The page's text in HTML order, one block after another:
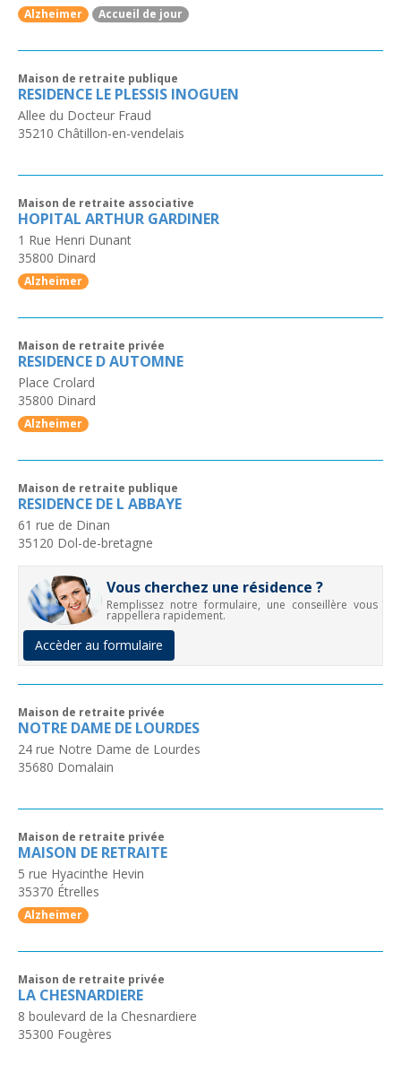
Alzheimer Accueil de jour
Maison de retraite publique
RESIDENCE LE PLESSIS INOGUEN
Allee du Docteur Fraud
35210 Châtillon-en-vendelais
Maison de retraite associative
HOPITAL ARTHUR GARDINER
1 Rue Henri Dunant
35800 Dinard
Alzheimer
Maison de retraite privée
RESIDENCE D AUTOMNE
Place Crolard
35800 Dinard
Alzheimer
Maison de retraite publique
RESIDENCE DE L ABBAYE
61 rue de Dinan
35120 Dol-de-bretagne
Vous cherchez une résidence ?
Remplissez notre formulaire, une conseillère vous
rappellera rapidement.
Accèder au formulaire
Maison de retraite privée
NOTRE DAME DE LOURDES
24 rue Notre Dame de Lourdes
35680 Domalain
Maison de retraite privée
MAISON DE RETRAITE
5 rue Hyacinthe Hevin
35370 Étrelles
Alzheimer
Maison de retraite privée
LA CHESNARDIERE
8 boulevard de la Chesnardiere
35300 Fougères